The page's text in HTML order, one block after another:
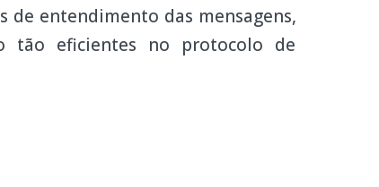
de entendimento das mensagens,
tão eficientes no protocolo de